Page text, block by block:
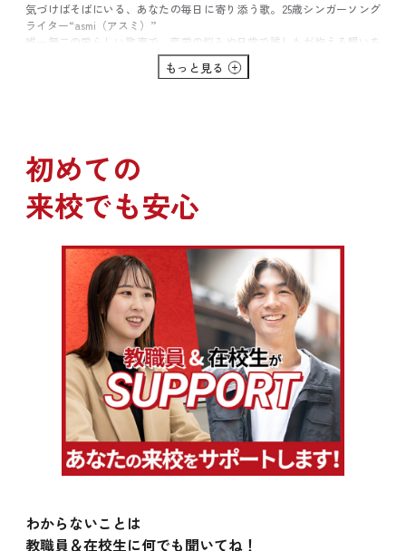
気づけばそばにいる、あなたの毎日に寄り添う歌。25歳シンガーソング
ライター“asmi（アスミ）”
唯一無二の愛らしい歌声で、恋愛の悩みや日常で誰しもが抱える想いを
歌う新世代のポップアイコン。
自身の楽曲「memory」や、TikTok流行語大賞2021「ミュージック部門
2023年1月、再びMAISONdesに参加し「アイワナムチュー feat. asmi, す
りぃ」でテレビアニメ「うる星やつら」オープニング・テーマを担当、4
ープニングテーマを担当するなど、数々のアニメでもテーマソングを担
当している。
はテレビ朝日系ドラマ「⺠王R」の主題歌を「こっち向いてほい」で担当
し、ドラマ本編にも出演。
2025年2月に公開の映画「大きな玉ねぎの下で」主題歌・挿入歌を担当
し、同作では楽曲だけではなく映画初出演も果たす。
4月よりTVアニメ「日々は過ぎれど飯うまし」オープニングテーマを担
当し、5月には全6会場でのツアー「asmi special live tour 2025“ラブレタ
ー”」を開催。7月からはTVアニメ「カッコウの許嫁Season2」オープニ
ングテーマを担当。
2026年6月からは、韓国を含む全5会場にて「asmi special live tour
2026“Lovers Weekend”」を開催予定。
CLOSE
もっと見る
初めての
来校でも安心
わからないことは
教職員＆在校生に何でも聞いてね！